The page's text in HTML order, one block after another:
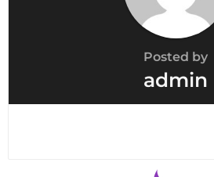
Posted by
admin